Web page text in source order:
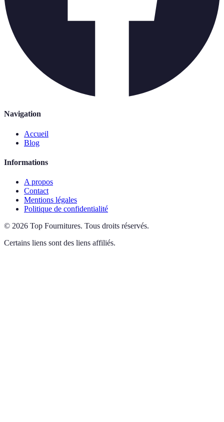
Navigation
Accueil
Blog
Informations
A propos
Contact
Mentions légales
Politique de confidentialité
© 2026 Top Fournitures. Tous droits réservés.
Certains liens sont des liens affiliés.